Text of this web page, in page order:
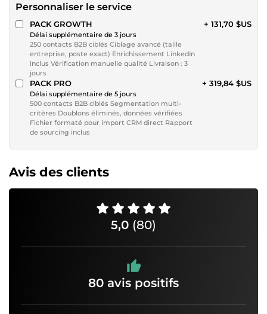
Personnaliser le service
PACK GROWTH
Délai supplémentaire de 3 jours
250 contacts B2B ciblés Ciblage avancé (taille
entreprise, poste exact) Enrichissement LinkedIn
inclus Vérification manuelle qualité Livraison : 3
jours
+ 131,70 $US
PACK PRO
Délai supplémentaire de 5 jours
500 contacts B2B ciblés Segmentation multi-
critères Doublons éliminés, données vérifiées
Fichier formaté pour import CRM direct Rapport
de sourcing inclus
+ 319,84 $US
Avis des clients
5,0 (80)
80 avis positifs